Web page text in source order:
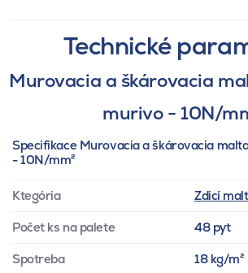
Technické
Murovacia a škárovacia
murivo - 10N/
Specifikace Murovacia a škárovacia
- 10N/mm²
Ktegória Zdicí
Počet ks na palete 48 pyt
Spotreba 18 kg/m²